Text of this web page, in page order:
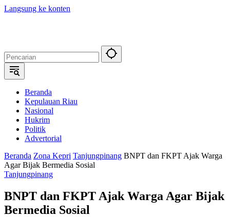
Langsung ke konten
Beranda
Kepulauan Riau
Nasional
Hukrim
Politik
Advertorial
Beranda Zona Kepri Tanjungpinang BNPT dan FKPT Ajak Warga
Agar Bijak Bermedia Sosial
Tanjungpinang
BNPT dan FKPT Ajak Warga Agar Bijak
Bermedia Sosial